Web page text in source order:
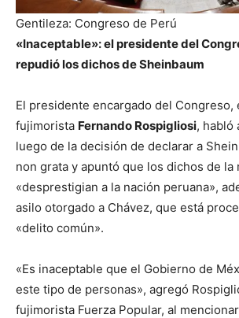
Gentileza: Congreso de Perú
«Inaceptable»: el presidente del
repudió los dichos de Sheinbaum
El presidente encargado del Congreso,
fujimorista Fernando Rospigliosi, habló
luego de la decisión de declarar a
non grata y apuntó que los dichos de la
«desprestigian a la nación peruana»,
asilo otorgado a Chávez, que está
«delito común».
«Es inaceptable que el Gobierno de
este tipo de personas», agregó
fujimorista Fuerza Popular, al